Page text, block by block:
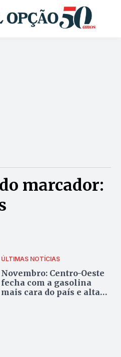
marcador:
ÚLTIMAS NOTÍCIAS
Novembro: Centro-Oeste
fecha com a gasolina
mais cara do país e alta